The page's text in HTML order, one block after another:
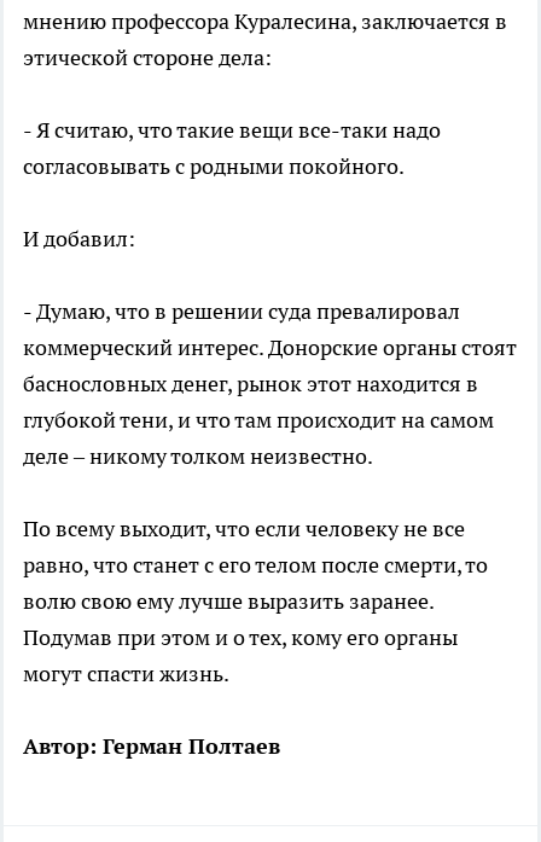
мнению профессора Куралесина, заключается в
этической стороне дела:
- Я считаю, что такие вещи все-таки надо
согласовывать с родными покойного.
И добавил:
- Думаю, что в решении суда превалировал
коммерческий интерес. Донорские органы стоят
баснословных денег, рынок этот находится в
глубокой тени, и что там происходит на самом
деле – никому толком неизвестно.
По всему выходит, что если человеку не все
равно, что станет с его телом после смерти, то
волю свою ему лучше выразить заранее.
Подумав при этом и о тех, кому его органы
могут спасти жизнь.
Автор: Герман Полтаев